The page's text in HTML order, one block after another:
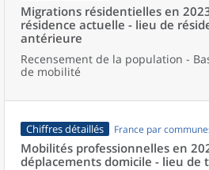
Migrations résidentielles en
résidence actuelle - lieu de
antérieure
Recensement de la population -
de mobilité
Chiffres détaillés France par
Mobilités professionnelles en
déplacements domicile - lieu de